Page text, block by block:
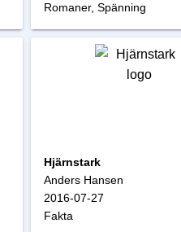
Romaner, Spänning
Hjärnstark
Anders Hansen
2016-07-27
Fakta